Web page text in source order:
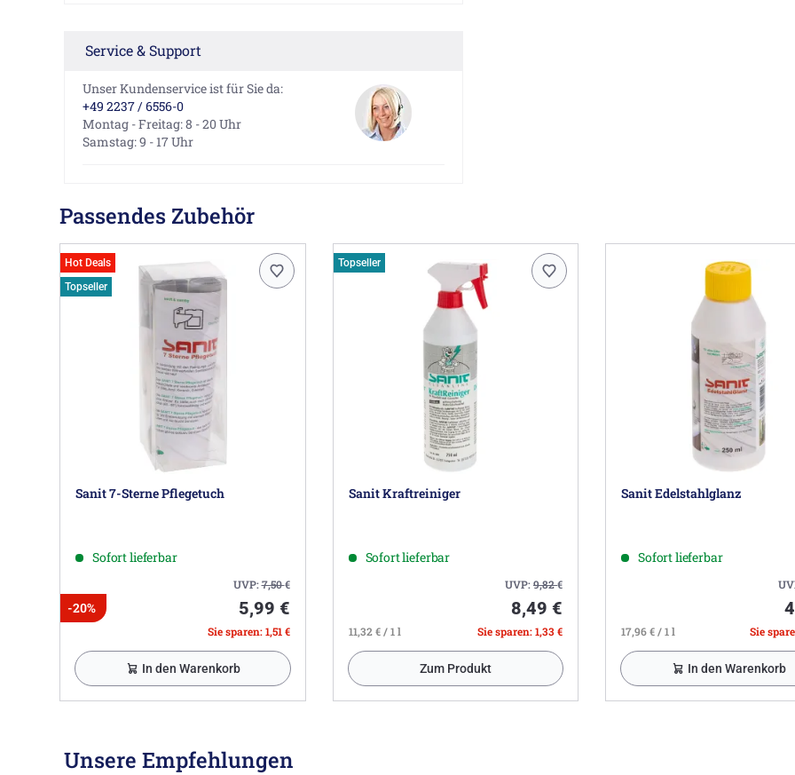
Service & Support
Unser Kundenservice ist für Sie da:
+49 2237 / 6556-0
Montag - Freitag: 8 - 20 Uhr
Samstag: 9 - 17 Uhr
Passendes Zubehör
Hot Deals
Topseller
Sanit 7-Sterne Pflegetuch
Sofort lieferbar
UVP:7,50€
-20% 5,99 €
Sie sparen: 1,51 €
In den Warenkorb
Topseller
Sanit Kraftreiniger
Sofort lieferbar
UVP:9,82€
8,49 €
11,32 € / 1 l Sie sparen: 1,33 €
Zum Produkt
Sanit Edelstahlglanz
Sofort lieferbar
17,96 € / 1 l Sie
In den Warenkorb
Unsere Empfehlungen